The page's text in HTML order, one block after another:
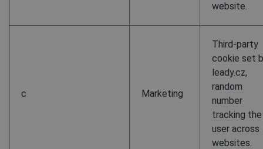
website.
c Marketing
Third-party
cookie set
leady.cz,
random
number
tracking the
user across
websites.